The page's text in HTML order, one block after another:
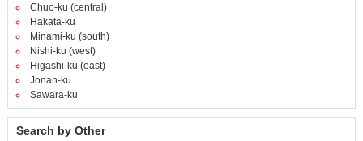
Chuo-ku (central)
Hakata-ku
Minami-ku (south)
Nishi-ku (west)
Higashi-ku (east)
Jonan-ku
Sawara-ku
Search by Other